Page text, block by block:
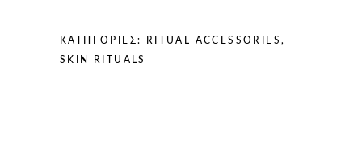
ΚΑΤΗΓΟΡΊΕΣ: RITUAL ACCESSORIES,
SKIN RITUALS